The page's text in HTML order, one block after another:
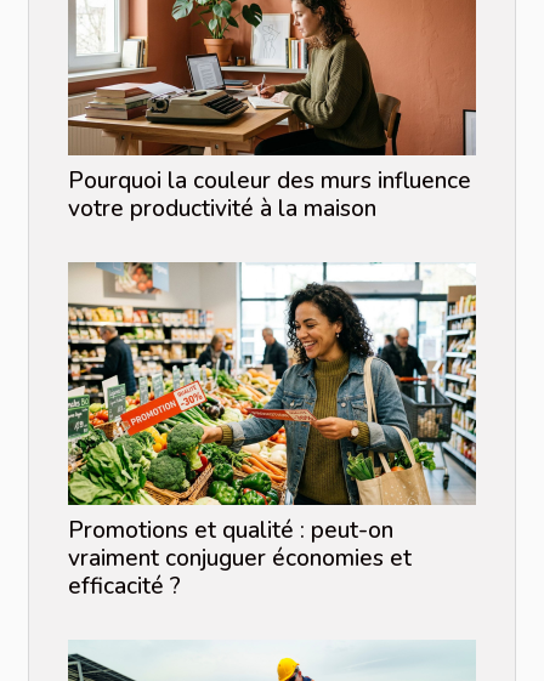
Pourquoi la couleur des murs influence
votre productivité à la maison
Promotions et qualité : peut-on
vraiment conjuguer économies et
efficacité ?